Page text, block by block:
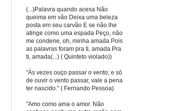
(...)Palavra quando acesa Não
queima em vão Deixa uma beleza
posta em seu carvão E se não lhe
atinge como uma espada Peço, não
me condene, oh, minha amada Pois
as palavras foram pra ti, amada Pra
ti, amada(...) ( Quinteto violado))
"Às vezes ouço passar o vento; e só
de ouvir o vento passar, vale a pena
ter nascido." ( Fernando Pessoa)
"Amo como ama o amor. Não